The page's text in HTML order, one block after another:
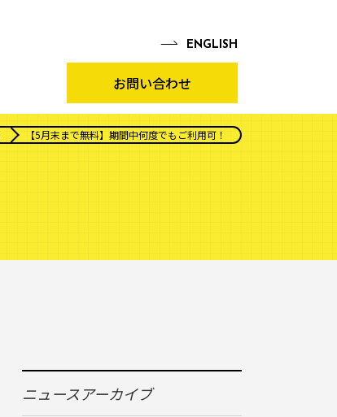
お問い合わせ
ENGLISH
【5月末まで無料】期間中何度でもご利用可！自社の事業開発プロフ
ニュースアーカイブ